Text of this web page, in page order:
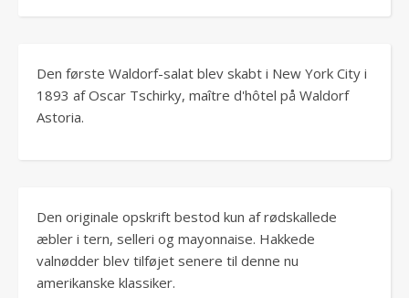
Den første Waldorf-salat blev skabt i New York City i
1893 af Oscar Tschirky, maître d'hôtel på Waldorf
Astoria.
Den originale opskrift bestod kun af rødskallede
æbler i tern, selleri og mayonnaise. Hakkede
valnødder blev tilføjet senere til denne nu
amerikanske klassiker.